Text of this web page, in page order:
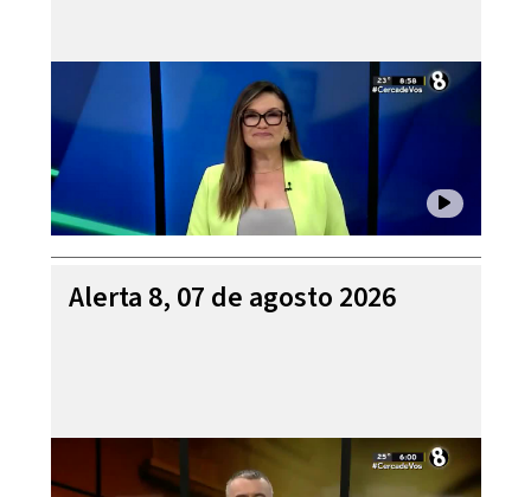
Alerta 8, 07 de agosto 2026